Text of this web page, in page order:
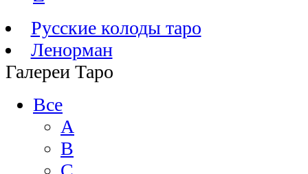
Русские колоды таро
Ленорман
Галереи Таро
Все
A
B